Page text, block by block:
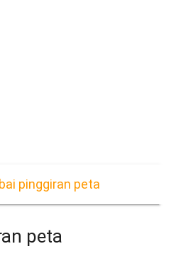
pinggiran peta
peta